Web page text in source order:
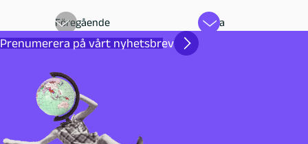
Föregående Nästa
Prenumerera på vårt nyhetsbrev